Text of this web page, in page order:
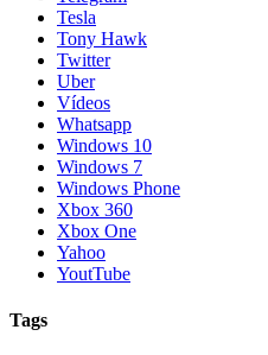
Tesla
Tony Hawk
Twitter
Uber
Vídeos
Whatsapp
Windows 10
Windows 7
Windows Phone
Xbox 360
Xbox One
Yahoo
YoutTube
Tags